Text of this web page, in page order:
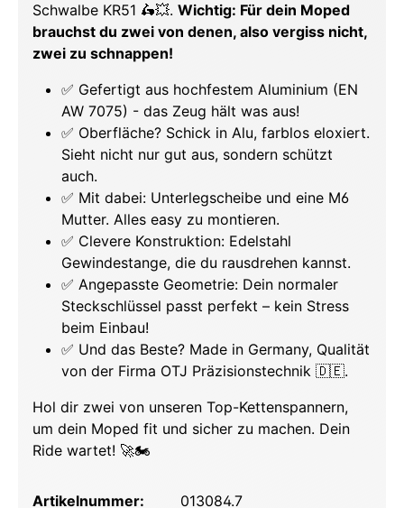
Schwalbe KR51 🛵💥. Wichtig: Für dein Moped
brauchst du zwei von denen, also vergiss nicht,
zwei zu schnappen!
✅ Gefertigt aus hochfestem Aluminium (EN
AW 7075) - das Zeug hält was aus!
✅ Oberfläche? Schick in Alu, farblos eloxiert.
Sieht nicht nur gut aus, sondern schützt
auch.
✅ Mit dabei: Unterlegscheibe und eine M6
Mutter. Alles easy zu montieren.
✅ Clevere Konstruktion: Edelstahl
Gewindestange, die du rausdrehen kannst.
✅ Angepasste Geometrie: Dein normaler
Steckschlüssel passt perfekt – kein Stress
beim Einbau!
✅ Und das Beste? Made in Germany, Qualität
von der Firma OTJ Präzisionstechnik 🇩🇪.
Hol dir zwei von unseren Top-Kettenspannern,
um dein Moped fit und sicher zu machen. Dein
Ride wartet! 🚀🏍️
Artikelnummer: 013084.7